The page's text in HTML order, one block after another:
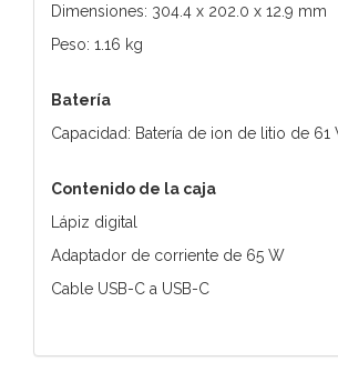
Dimensiones: 304.4 x 202.0 x 12.9 mm
Peso: 1.16 kg
Batería
Capacidad: Batería de ion de litio de 61
Contenido de la caja
Lápiz digital
Adaptador de corriente de 65 W
Cable USB-C a USB-C